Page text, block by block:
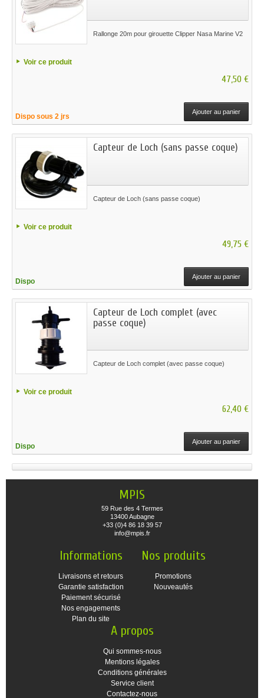
Rallonge 20m pour girouette Clipper Nasa Marine V2
Voir ce produit
47,50 €
Dispo sous 2 jrs
Ajouter au panier
Capteur de Loch (sans passe coque)
Capteur de Loch (sans passe coque)
Voir ce produit
49,75 €
Dispo
Ajouter au panier
Capteur de Loch complet (avec
passe coque)
Capteur de Loch complet (avec passe coque)
Voir ce produit
62,40 €
Dispo
Ajouter au panier
MPIS
59 Rue des 4 Termes
13400 Aubagne
+33 (0)4 86 18 39 57
info@mpis.fr
Informations
Livraisons et retours
Garantie satisfaction
Paiement sécurisé
Nos engagements
Plan du site
Nos produits
Promotions
Nouveautés
A propos
Qui sommes-nous
Mentions légales
Conditions générales
Service client
Contactez-nous